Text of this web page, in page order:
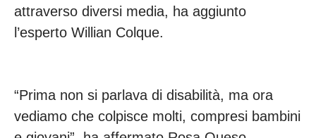
attraverso diversi media, ha aggiunto
l’esperto Willian Colque.
“Prima non si parlava di disabilità, ma ora
vediamo che colpisce molti, compresi bambini